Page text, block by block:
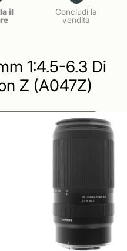
il
Concludi la
vendita
1:4.5-6.3 Di
Z (A047Z)